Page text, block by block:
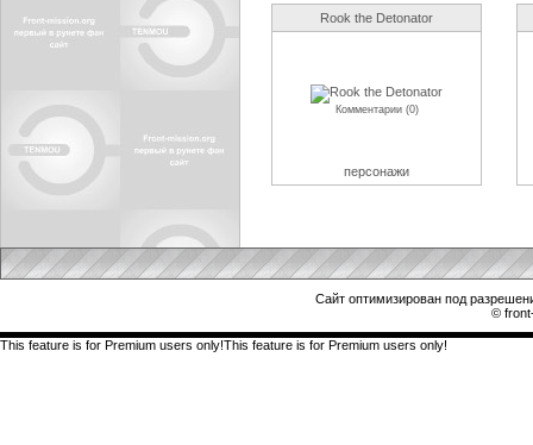
Rook the Detonator
Комментарии (0)
персонажи
Сайт оптимизирован под
©
This feature is for Premium users only!This feature is for Premium users only!